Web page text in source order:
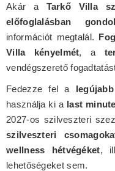
Akár a Tarkő Villa
előfoglalásban
információt megtalál.
Villa kényelmét, a
vendégszerető
Fedezze fel a
használja ki a last
2027-os szilveszteri
szilveszteri
wellness hétvégéket,
lehetőségeket sem.